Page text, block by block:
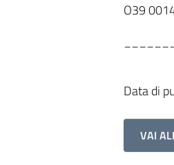
O39
Data di
VAI